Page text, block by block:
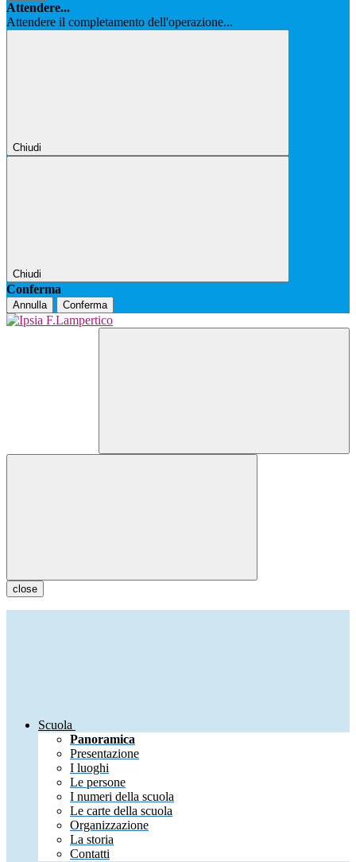
Attendere...
Attendere il completamento dell'operazione...
Chiudi
Chiudi
Conferma
Annulla Conferma
close
Scuola
Panoramica
Presentazione
I luoghi
Le persone
I numeri della scuola
Le carte della scuola
Organizzazione
La storia
Contatti